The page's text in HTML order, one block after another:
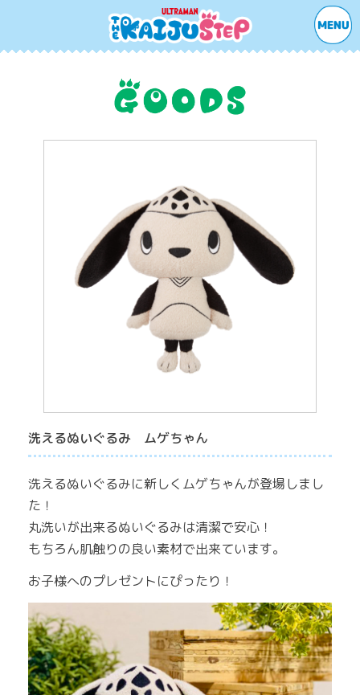
洗えるぬいぐるみ ムゲちゃん
洗えるぬいぐるみに新しくムゲちゃんが登場しまし
た！
丸洗いが出来るぬいぐるみは清潔で安心！
もちろん肌触りの良い素材で出来ています。
お子様へのプレゼントにぴったり！